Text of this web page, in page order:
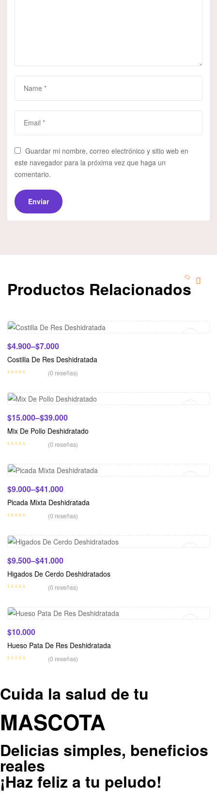
Guardar mi nombre, correo electrónico y sitio web en
este navegador para la próxima vez que haga un
comentario.
Productos Relacionados
$4.900–$7.000
Costilla De Res Deshidratada
(0 reseñas)
Seleccionar Opciones
$15.000–$39.000
Mix De Pollo Deshidratado
(0 reseñas)
Seleccionar Opciones
$9.000–$41.000
Picada Mixta Deshidratada
(0 reseñas)
Seleccionar Opciones
$9.500–$41.000
Higados De Cerdo Deshidratados
(0 reseñas)
$10.000
Hueso Pata De Res Deshidratada
(0 reseñas)
Cuida la salud de tu
MASCOTA
Delicias simples, beneficios
reales
¡Haz feliz a tu peludo!